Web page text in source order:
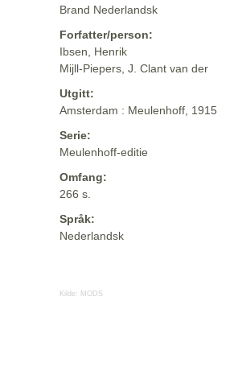
Brand Nederlandsk
Forfatter/person:
Ibsen, Henrik
Mijll-Piepers, J. Clant van der
Utgitt:
Amsterdam : Meulenhoff, 1915
Serie:
Meulenhoff-editie
Omfang:
266 s.
Språk:
Nederlandsk
Kilde: MODS